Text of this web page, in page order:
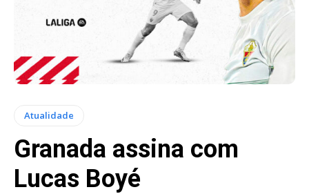
Atualidade
Granada assina com
Lucas Boyé